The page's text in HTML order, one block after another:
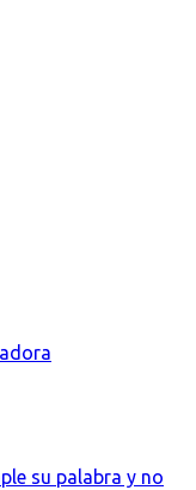
su palabra y no